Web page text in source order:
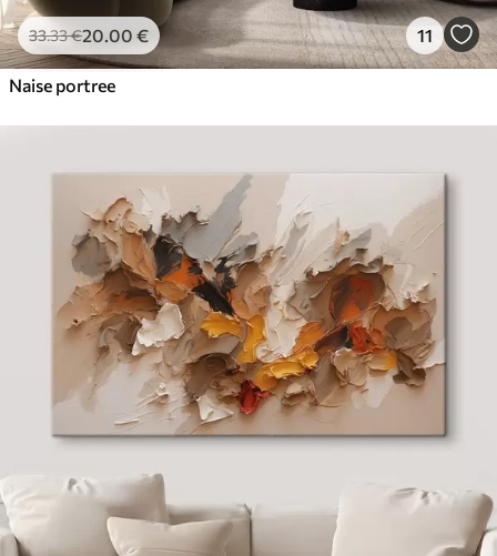
33.33€20.00 € 11
Naise portree